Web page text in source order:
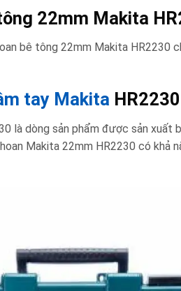
22mm Makita
bê tông 22mm Makita HR2230
tay Makita HR2230
là dòng sản phẩm được sản xuất
Makita 22mm HR2230 có